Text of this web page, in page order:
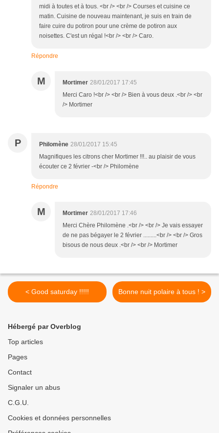
midi à toutes et à tous. <br /> <br /> Courses et cuisine ce
matin. Cuisine de nouveau maintenant, je suis en train de
faire cuire du potiron pour une crème de potiron aux
noisettes. C'est un régal !<br /> <br /> Caro.
Répondre
M Mortimer 28/01/2017 17:45
Merci Caro !<br /> <br /> Bien à vous deux .<br /> <br
/> Mortimer
P Philomène 28/01/2017 15:45
Magnifiques les citrons cher Mortimer !!!.. au plaisir de vous
écouter ce 2 février -<br /> Philomène
Répondre
M Mortimer 28/01/2017 17:46
Merci Chère Philomène .<br /> <br /> Je vais essayer
de ne pas bégayer le 2 février .........<br /> <br /> Gros
bisous de nous deux .<br /> <br /> Mortimer
< Good saturday !!!!! Bonne nuit polaire à tous ! >
Hébergé par Overblog
Top articles
Pages
Contact
Signaler un abus
C.G.U.
Cookies et données personnelles